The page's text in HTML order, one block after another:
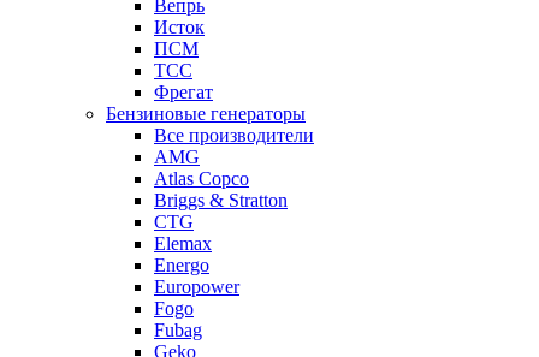
Вепрь
Исток
ПСМ
ТСС
Фрегат
Бензиновые генераторы
Все производители
AMG
Atlas Copco
Briggs & Stratton
CTG
Elemax
Energo
Europower
Fogo
Fubag
Geko